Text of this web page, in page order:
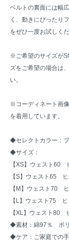
ベルトの裏面には幅
く、動きにぴったり
をぜひ一度お試しく
※ご希望のサイズが
ズをご希望の場合は
い。
※コーディネート画
を着用しています。
◆セレクトカラー：
◆サイズ：
【XS】ウェスト
【S】ウェスト65
【M】ウェスト70
【L】ウェスト75
【XL】ウェスト
◆素材：綿97％ ポリ
◆ケア：ご家庭での